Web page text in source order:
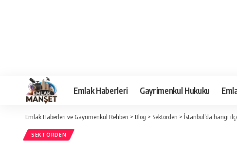
Emlak Haberleri Gayrimenkul Hukuku
Emlak Haberleri ve Gayrimenkul Rehberi > Blog > Sektörden > İstanbul’da hangi
SEKTÖRDEN